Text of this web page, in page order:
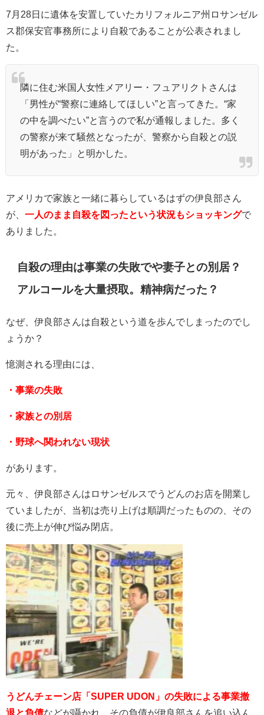
7月28日に遺体を安置していたカリフォルニア州ロサンゼル
ス郡保安官事務所により自殺であることが公表されまし
た。
隣に住む米国人女性メアリー・フュアリクトさんは
「男性が“警察に連絡してほしい”と言ってきた。“家
の中を調べたい”と言うので私が通報しました。多く
の警察が来て騒然となったが、警察から自殺との説
明があった」と明かした。
アメリカで家族と一緒に暮らしているはずの伊良部さん
が、 一人のまま自殺を図ったという状況もショッキングで
ありました。
自殺の理由は事業の失敗でや妻子との別居？
アルコールを大量摂取。精神病だった？
なぜ、伊良部さんは自殺という道を歩んでしまったのでし
ょうか？
憶測される理由には、
・事業の失敗
・家族との別居
・野球へ関われない現状
があります。
元々、伊良部さんはロサンゼルスでうどんのお店を開業し
ていましたが、当初は売り上げは順調だったものの、その
後に売上が伸び悩み閉店。
うどんチェーン店「SUPER UDON」の失敗による事業撤
退と負債などが囁かれ、その負債が伊良部さんを追い込ん